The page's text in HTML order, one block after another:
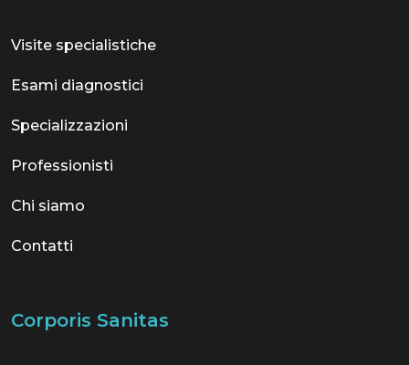
Visite specialistiche
Esami diagnostici
Specializzazioni
Professionisti
Chi siamo
Contatti
Corporis Sanitas